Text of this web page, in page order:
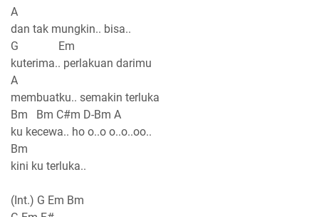
A
dan tak mungkin.. bisa..
G Em
kuterima.. perlakuan darimu
A
membuatku.. semakin terluka
Bm Bm C#m D-Bm A
ku kecewa.. ho o..o o..o..oo..
Bm
kini ku terluka..
(Int.) G Em Bm